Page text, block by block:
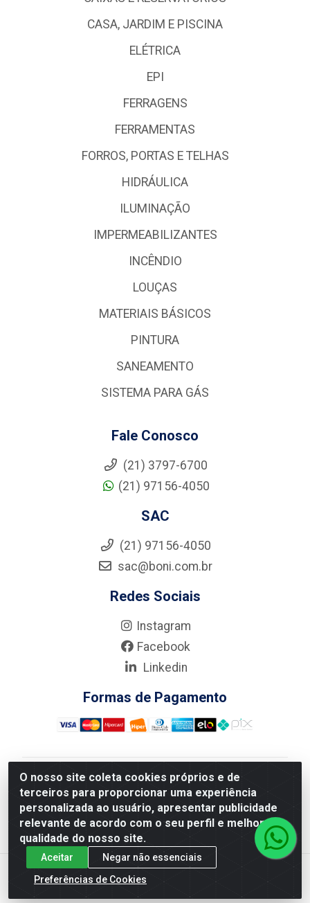
O nosso site coleta cookies próprios e de
terceiros para proporcionar uma experiência
personalizada ao usuário, apresentar publicidade
relevante de acordo com o seu perfil e melhorar a
qualidade do nosso site.
Aceitar
Negar não essenciais
Preferências de Cookies
CASA, JARDIM E PISCINA
ELÉTRICA
EPI
FERRAGENS
FERRAMENTAS
FORROS, PORTAS E TELHAS
HIDRÁULICA
ILUMINAÇÃO
IMPERMEABILIZANTES
INCÊNDIO
LOUÇAS
MATERIAIS BÁSICOS
PINTURA
SANEAMENTO
SISTEMA PARA GÁS
Fale Conosco
(21) 3797-6700
(21) 97156-4050
SAC
(21) 97156-4050
sac@boni.com.br
Redes Sociais
Instagram
Facebook
Linkedin
Formas de Pagamento
Nova Boni Distribuidora de Material de Construção LTDA
- Rua Alice Tibiriçá, 330 - Vila Da Penha, Rio de
Janeiro/RJ - CEP: 21.210-110 - CNPJ: 11.003.135/0001-
27